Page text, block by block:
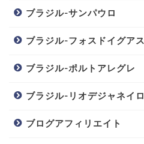
ブラジル-サンパウロ
ブラジル-フォスドイグアス
ブラジル-ポルトアレグレ
ブラジル-リオデジャネイロ
ブログアフィリエイト